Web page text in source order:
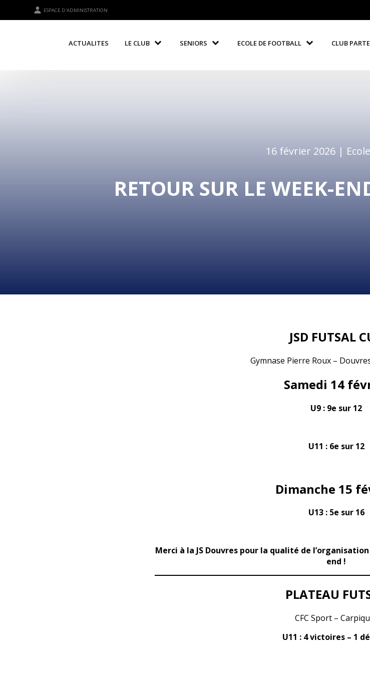
ESPACE D'ADMINISTRATION
ACTUALITES LE CLUB SENIORS ECOLE DE FOOTBALL CLUB
16 février 2026 |
RETOUR SUR LE WEEK-
JSD FUTSAL
Gymnase Pierre Roux –
Samedi 14
U9 : 9e sur 12
U11 : 6e sur 12
Dimanche 15
U13 : 5e sur 16
Merci à la JS Douvres pour la qualité de
end !
PLATEAU
CFC Sport –
U11 : 4 victoires – 1